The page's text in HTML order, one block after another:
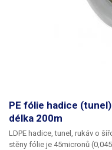
PE fólie hadice
délka 200m
LDPE hadice, tunel, rukáv o
stěny fólie je 45micronů (0,045mm).